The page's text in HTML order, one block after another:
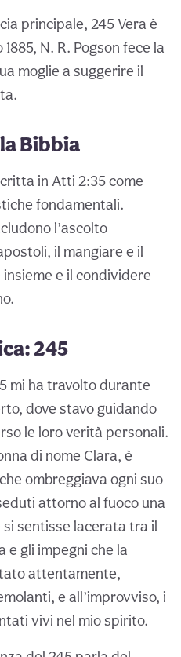
principale, 245 Vera è
N. R. Pogson fece la
moglie a suggerire il
Bibbia
in Atti 2:35 come
fondamentali.
l’ascolto
il mangiare e il
e il condividere
245
mi ha travolto durante
dove stavo guidando
le loro verità personali.
di nome Clara, è
ombreggiava ogni suo
attorno al fuoco una
sentisse lacerata tra il
e gli impegni che la
attentamente,
e all’improvviso, i
vivi nel mio spirito.